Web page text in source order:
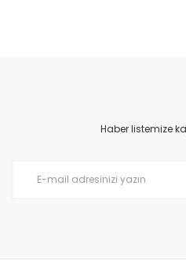
Ürün resmi kalitesiz, bozuk
Ürün açıklamasında eksik
Haber listemize